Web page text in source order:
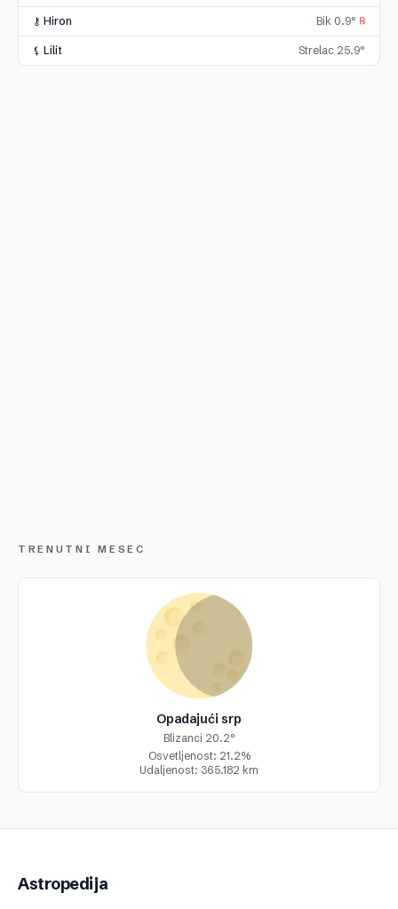
⚷ Hiron Bik 0.9° ℞
⚸ Lilit Strelac 25.9°
TRENUTNI MESEC
Opadajući srp
Blizanci 20.2°
Osvetljenost: 21.2%
Udaljenost: 365.182 km
Astropedija